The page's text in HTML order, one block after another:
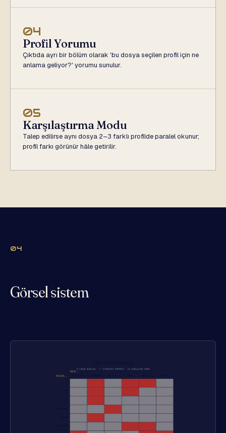
04
Profil Yorumu
Çıktıda ayrı bir bölüm olarak 'bu dosya seçilen profil için ne
anlama geliyor?' yorumu sunulur.
05
Karşılaştırma Modu
Talep edilirse aynı dosya 2–3 farklı profilde paralel okunur;
profil farkı görünür hâle getirilir.
04
Görsel sistem